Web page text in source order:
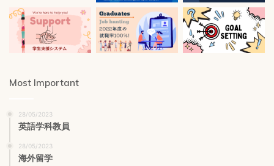
Most Important
28/05/2023
英語学科教員
28/05/2023
海外留学